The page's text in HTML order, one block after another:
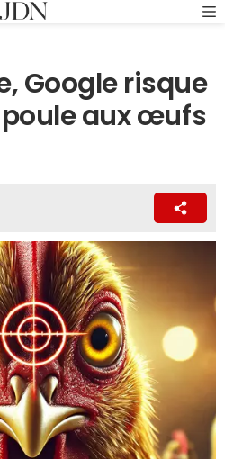
Google risque
poule aux œufs